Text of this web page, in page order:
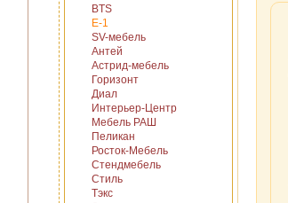
BTS
E-1
SV-мебель
Антей
Астрид-мебель
Горизонт
Диал
Интерьер-Центр
Мебель РАШ
Пеликан
Росток-Мебель
Стендмебель
Стиль
Тэкс